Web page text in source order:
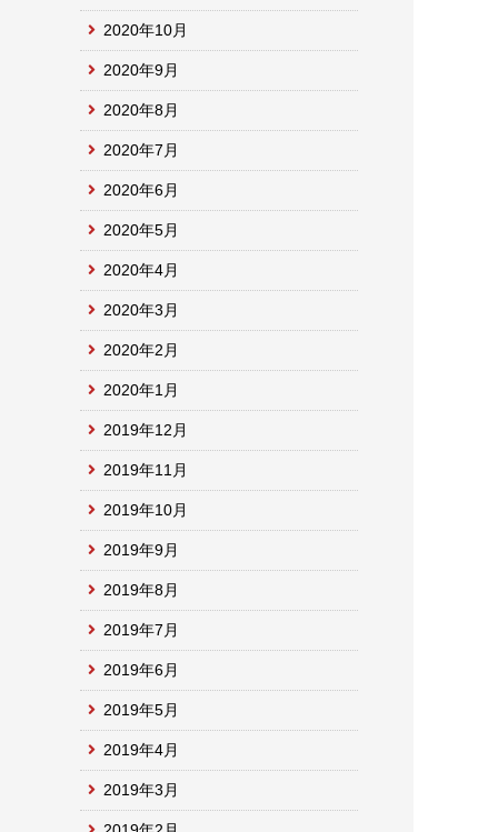
2020年10月
2020年9月
2020年8月
2020年7月
2020年6月
2020年5月
2020年4月
2020年3月
2020年2月
2020年1月
2019年12月
2019年11月
2019年10月
2019年9月
2019年8月
2019年7月
2019年6月
2019年5月
2019年4月
2019年3月